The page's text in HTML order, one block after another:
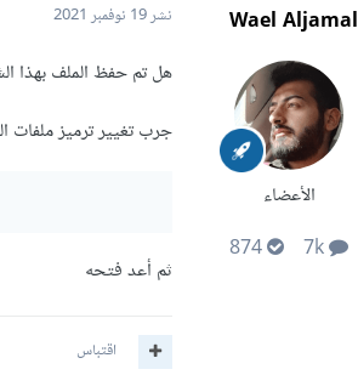
Wael Aljamal
الأعضاء
نشر19 نوفمبر 2021
هل تم حفظ الملف بهذا
جرب تغيير ترميز ملفات
ثم أعد فتحه
اقتباس